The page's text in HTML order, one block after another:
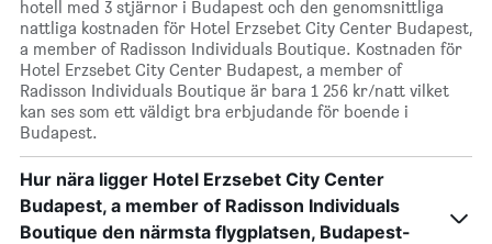
hotell med 3 stjärnor i Budapest och den genomsnittliga
nattliga kostnaden för Hotel Erzsebet City Center Budapest,
a member of Radisson Individuals Boutique. Kostnaden för
Hotel Erzsebet City Center Budapest, a member of
Radisson Individuals Boutique är bara 1 256 kr/natt vilket
kan ses som ett väldigt bra erbjudande för boende i
Budapest.
Hur nära ligger Hotel Erzsebet City Center
Budapest, a member of Radisson Individuals
Boutique den närmsta flygplatsen, Budapest-